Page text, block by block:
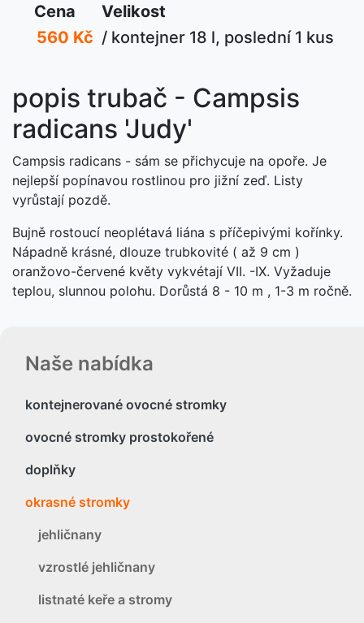
Naše nabídka
kontejnerované ovocné stromky
ovocné stromky prostokořené
doplňky
okrasné stromky
jehličnany
vzrostlé jehličnany
listnaté keře a stromy
Cena
Velikost
560 Kč / kontejner 18 l, poslední 1 kus
popis trubač - Campsis
radicans 'Judy'
Campsis radicans - sám se přichycuje na opoře. Je
nejlepší popínavou rostlinou pro jižní zeď. Listy
vyrůstají pozdě.
Bujně rostoucí neoplétavá liána s příčepivými kořínky.
Nápadně krásné, dlouze trubkovité ( až 9 cm )
oranžovo-červené květy vykvétají VII. -IX. Vyžaduje
teplou, slunnou polohu. Dorůstá 8 - 10 m , 1-3 m ročně.